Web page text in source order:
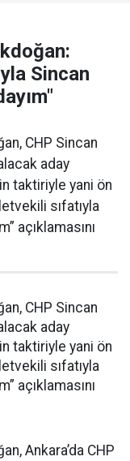
Sincan
CHP Sincan
aday
taktiriyle yani ön
sıfatıyla
açıklamasını
CHP Sincan
aday
taktiriyle yani ön
sıfatıyla
açıklamasını
Ankara’da CHP